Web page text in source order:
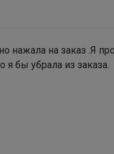
нажала на заказ .Я
бы убрала из заказа.